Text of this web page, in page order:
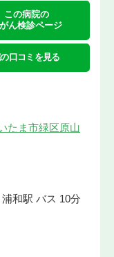
この病院の
ん検診ページ
口コミを見る
たま市緑区原山
和駅 バス 10分